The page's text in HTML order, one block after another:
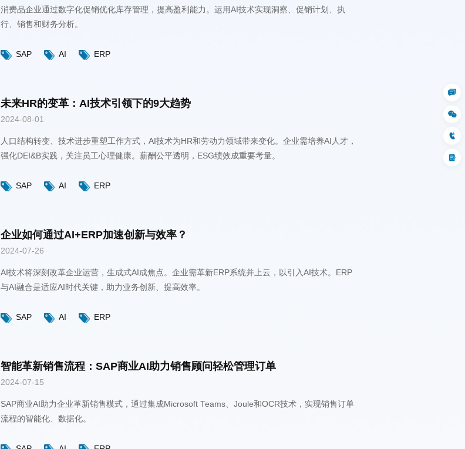
行、销售和财务分析。
SAP AI ERP
未来HR的变革：AI技术引领下的9大趋势
2024-08-01
强化DEI&B实践，关注员工心理健康。薪酬公平透明，ESG绩效成重要考量。
SAP AI ERP
企业如何通过AI+ERP加速创新与效率？
2024-07-26
与AI融合是适应AI时代关键，助力业务创新、提高效率。
SAP AI ERP
智能革新销售流程：SAP商业AI助力销售顾问轻松管理订单
2024-07-15
流程的智能化、数据化。